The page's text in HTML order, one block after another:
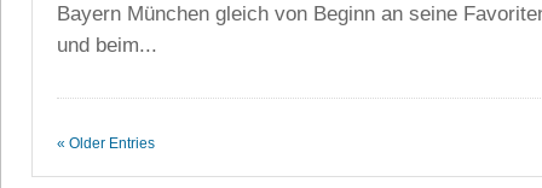
Bayern München gleich von Beginn an seine
und beim...
« Older Entries